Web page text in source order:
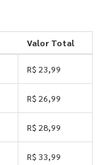
Valor Total
R$ 23,99
R$ 26,99
R$ 28,99
R$ 33,99